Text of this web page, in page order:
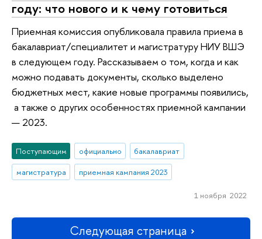
году: что нового и к чему готовиться
Приемная комиссия опубликовала правила приема в
бакалавриат/специалитет и магистратуру НИУ ВШЭ
в следующем году. Рассказываем о том, когда и как
можно подавать документы, сколько выделено
бюджетных мест, какие новые программы появились,
а также о других особенностях приемной кампании
— 2023.
Поступающим официально
бакалавриат
магистратура
приемная кампания 2023
1 ноября 2022
Следующая страница